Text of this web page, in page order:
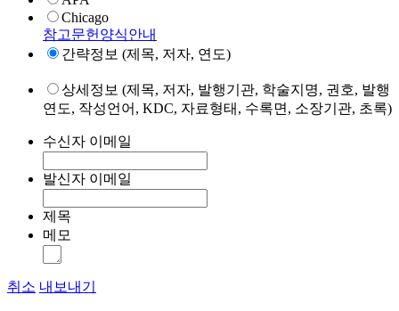
Chicago
참고문헌양식안내
간략정보 (제목, 저자, 연도)
상세정보 (제목, 저자, 발행기관, 학술지명, 권호, 발행
연도, 작성언어, KDC, 자료형태, 수록면, 소장기관, 초록)
수신자 이메일
발신자 이메일
제목
메모
취소 내보내기